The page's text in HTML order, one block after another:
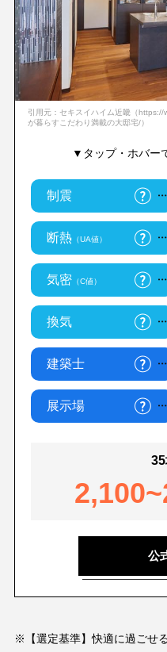
引用元：セキスイハイム近畿（
が暮らすこだわり満載の大邸宅/）
▼タップ・ホバー
制震
断熱（UA値）
気密（C値）
換気
建築士
展示場
公
※【選定基準】快適に過ごせ